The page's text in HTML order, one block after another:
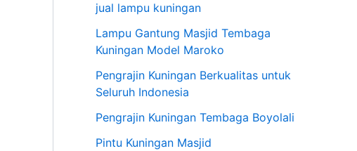
jual lampu kuningan
Lampu Gantung Masjid Tembaga
Kuningan Model Maroko
Pengrajin Kuningan Berkualitas untuk
Seluruh Indonesia
Pengrajin Kuningan Tembaga Boyolali
Pintu Kuningan Masjid